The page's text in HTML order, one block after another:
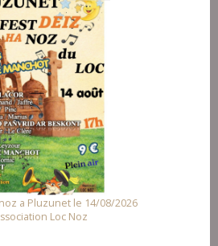
a Pluzunet le 14/08/2026
Loc Noz